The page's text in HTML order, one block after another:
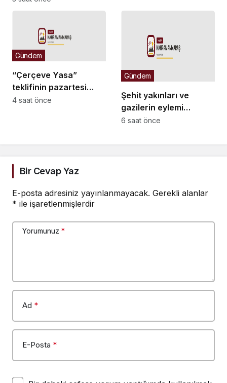
yönelik tavrına tepki:
buluyorum
“Yanlış şehri seçtiniz”
“Çerçeve Yasa”
teklifinin pazartesi
günü TBMM Genel
Gündem
4 saat önce
Şehit yakınları ve
gazilerin eylemi
sürüyor… Bir gazi:
Gündem
6 saat önce
Bir Cevap Yaz
E-posta adresiniz yayınlanmayacak. Gerekli alanlar
* ile işaretlenmişlerdir
Yorumunuz *
Ad *
E-Posta *